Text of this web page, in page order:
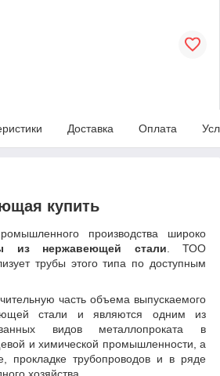
Доставка Оплата
купить
производства широко
из нержавеющей стали. ТОО
трубы этого типа по доступным
часть объема выпускаемого
стали и являются одним из
видов металлопроката в
и химической промышленности, а
прокладке трубопроводов и в ряде